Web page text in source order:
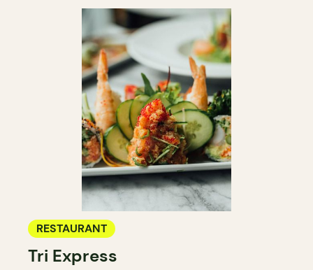
RESTAURANT
Tri Express